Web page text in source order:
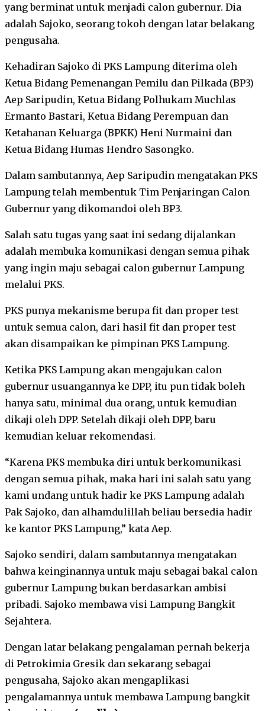
yang berminat untuk menjadi calon gubernur. Dia
adalah Sajoko, seorang tokoh dengan latar belakang
pengusaha.
Kehadiran Sajoko di PKS Lampung diterima oleh
Ketua Bidang Pemenangan Pemilu dan Pilkada (BP3)
Aep Saripudin, Ketua Bidang Polhukam Muchlas
Ermanto Bastari, Ketua Bidang Perempuan dan
Ketahanan Keluarga (BPKK) Heni Nurmaini dan
Ketua Bidang Humas Hendro Sasongko.
Dalam sambutannya, Aep Saripudin mengatakan PKS
Lampung telah membentuk Tim Penjaringan Calon
Gubernur yang dikomandoi oleh BP3.
Salah satu tugas yang saat ini sedang dijalankan
adalah membuka komunikasi dengan semua pihak
yang ingin maju sebagai calon gubernur Lampung
melalui PKS.
PKS punya mekanisme berupa fit dan proper test
untuk semua calon, dari hasil fit dan proper test
akan disampaikan ke pimpinan PKS Lampung.
Ketika PKS Lampung akan mengajukan calon
gubernur usuangannya ke DPP, itu pun tidak boleh
hanya satu, minimal dua orang, untuk kemudian
dikaji oleh DPP. Setelah dikaji oleh DPP, baru
kemudian keluar rekomendasi.
“Karena PKS membuka diri untuk berkomunikasi
dengan semua pihak, maka hari ini salah satu yang
kami undang untuk hadir ke PKS Lampung adalah
Pak Sajoko, dan alhamdulillah beliau bersedia hadir
ke kantor PKS Lampung,” kata Aep.
Sajoko sendiri, dalam sambutannya mengatakan
bahwa keinginannya untuk maju sebagai bakal calon
gubernur Lampung bukan berdasarkan ambisi
pribadi. Sajoko membawa visi Lampung Bangkit
Sejahtera.
Dengan latar belakang pengalaman pernah bekerja
di Petrokimia Gresik dan sekarang sebagai
pengusaha, Sajoko akan mengaplikasi
pengalamannya untuk membawa Lampung bangkit